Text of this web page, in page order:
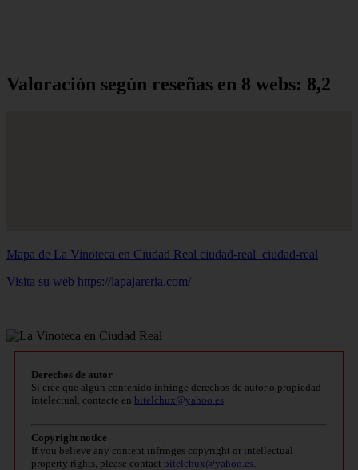
Valoración según reseñas en 8 webs: 8,2
Mapa de La Vinoteca en Ciudad Real ciudad-real_ciudad-real
Visita su web https://lapajareria.com/
Derechos de autor
Si cree que algún contenido infringe derechos de autor o propiedad
intelectual, contacte en bitelchux@yahoo.es
Copyright notice
If you believe any content infringes copyright or intellectual
property rights, please contact bitelchux@yahoo.es